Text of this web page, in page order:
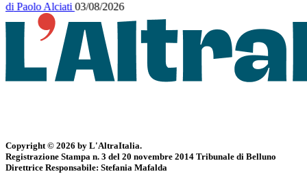
diPaolo Alciati 03/08/2026
Copyright © 2026 by L'AltraItalia.
Registrazione Stampa n. 3 del 20 novembre 2014 Tribunale di Belluno
Direttrice Responsabile: Stefania Mafalda